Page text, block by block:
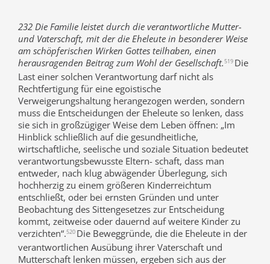
232 Die Familie leistet durch die verantwortliche Mutter-
und Vaterschaft, mit der die Eheleute in besonderer Weise
am schöpferischen Wirken Gottes teilhaben, einen
herausragenden Beitrag zum Wohl der Gesellschaft.519 Die
Last einer solchen Verantwortung darf nicht als
Rechtfertigung für eine egoistische
Verweigerungshaltung herangezogen werden, sondern
muss die Entscheidungen der Eheleute so lenken, dass
sie sich in großzügiger Weise dem Leben öffnen: „Im
Hinblick schließlich auf die gesundheitliche,
wirtschaftliche, seelische und soziale Situation bedeutet
verantwortungsbewusste Eltern- schaft, dass man
entweder, nach klug abwägender Überlegung, sich
hochherzig zu einem größeren Kinderreichtum
entschließt, oder bei ernsten Gründen und unter
Beobachtung des Sittengesetzes zur Entscheidung
kommt, zeitweise oder dauernd auf weitere Kinder zu
verzichten“.520 Die Beweggründe, die die Eheleute in der
verantwortlichen Ausübung ihrer Vaterschaft und
Mutterschaft lenken müssen, ergeben sich aus der